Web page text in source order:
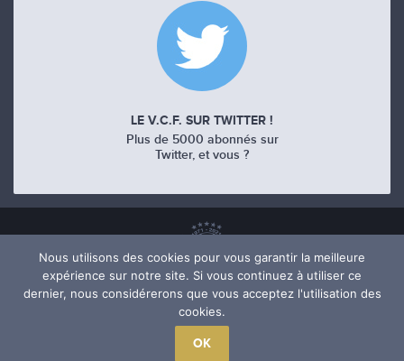
LE V.C.F. SUR TWITTER !
Plus de 5000 abonnés sur
Twitter, et vous ?
Nous utilisons des cookies pour vous garantir la meilleure
expérience sur notre site. Si vous continuez à utiliser ce
dernier, nous considérerons que vous acceptez l'utilisation des
cookies.
OK